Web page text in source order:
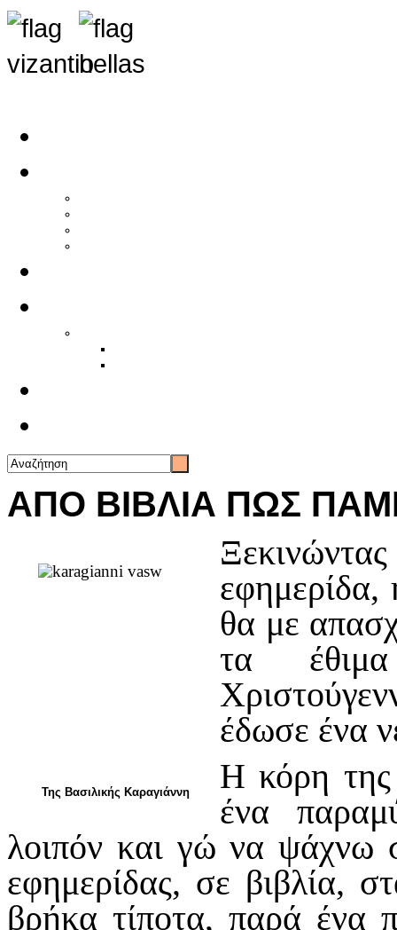
ΑΠΟ ΒΙΒΛΙΑ ΠΩΣ
Της Βασιλικής Καραγιάννη
θα με
τα
έδωσε ένα
Η κόρη της
ένα
λοιπόν και γώ να ψάχνω
εφημερίδας, σε βιβλία,
βρήκα τίποτα, παρά ένα